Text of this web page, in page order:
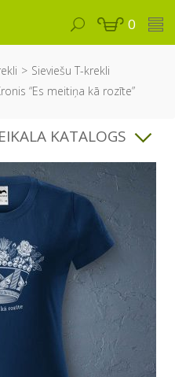
0
Sieviešu T-krekli
“Es meitiņa kā rozīte”
KATALOGS